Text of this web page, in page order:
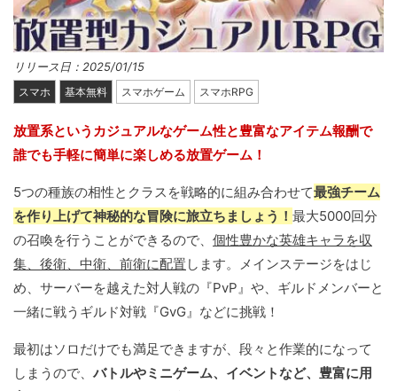
リリース日：2025/01/15
スマホ 基本無料 スマホゲーム スマホRPG
放置系というカジュアルなゲーム性と豊富なアイテム報酬で
誰でも手軽に簡単に楽しめる放置ゲーム！
5つの種族の相性とクラスを戦略的に組み合わせて最強チーム
を作り上げて神秘的な冒険に旅立ちましょう！ 最大5000回分
の召喚を行うことができるので、 個性豊かな英雄キャラを収
集、後衛、中衛、前衛に配置 します。メインステージをはじ
め、サーバーを越えた対人戦の『PvP』や、ギルドメンバーと
一緒に戦うギルド対戦『GvG』などに挑戦！
最初はソロだけでも満足できますが、段々と作業的になって
しまうので、 バトルやミニゲーム、イベントなど、豊富に用